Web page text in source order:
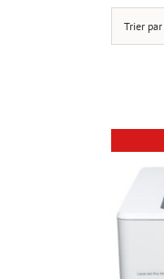
Trier par